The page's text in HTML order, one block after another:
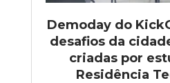
Demoday do
desafios da
criadas por
Residência